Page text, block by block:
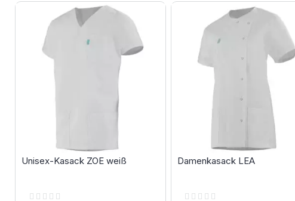
Unisex-Kasack ZOE weiß
Rating:
Damenkasack LEA
Rating: